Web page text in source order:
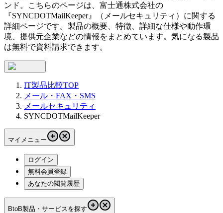
ンド。こちらのページは、 富士通株式会社の
『SYNCDOTMailKeeper』（ メールセキュリティ ）に関する
詳細ページです。製品の概要、特徴、詳細な仕様や動作環
境、提供元企業などの情報をまとめています。気になる製品
は無料で資料請求できます。
IT製品比較TOP
メール・FAX・SMS
メールセキュリティ
SYNCDOTMailKeeper
マイメニュー
ログイン
無料会員登録
あなたの閲覧履歴
BtoB製品・サービスを探す